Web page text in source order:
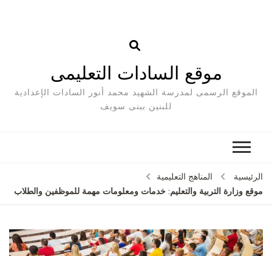
موقع السادات التعليمى
الموقع الرسمى لمدرسة الشهيد محمد أنور السادات الإعدادية
للبنين ببنى سويف
الرئيسية
المناهج التعليمية
موقع وزارة التربية والتعليم: خدمات ومعلومات مهمة للموظفين والطلاب